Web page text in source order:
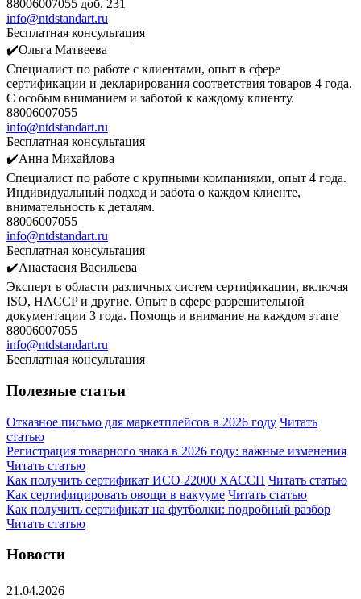
88006007055 доб. 231
info@ntdstandart.ru
Бесплатная консультация
✔️Ольга Матвеева
Специалист по работе с клиентами, опыт в сфере
сертификации и декларирования соответствия товаров 4 года.
С особым вниманием и заботой к каждому клиенту.
88006007055
info@ntdstandart.ru
Бесплатная консультация
✔️Анна Михайлова
Специалист по работе с крупными компаниями, опыт 4 года.
Индивидуальный подход и забота о каждом клиенте,
внимательность к деталям.
88006007055
info@ntdstandart.ru
Бесплатная консультация
✔️Анастасия Васильева
Эксперт в области различных систем сертификации, включая
ISO, HACCP и другие. Опыт в сфере разрешительной
документации 3 года. Помощь и внимание на каждом этапе
88006007055
info@ntdstandart.ru
Бесплатная консультация
Полезные статьи
Отказное письмо для маркетплейсов в 2026 году Читать
статью
Регистрация товарного знака в 2026 году: важные изменения
Читать статью
Как получить сертификат ИСО 22000 ХАССП Читать статью
Как сертифицировать овощи в вакууме Читать статью
Как получить сертификат на футболки: подробный разбор
Читать статью
Новости
21.04.2026